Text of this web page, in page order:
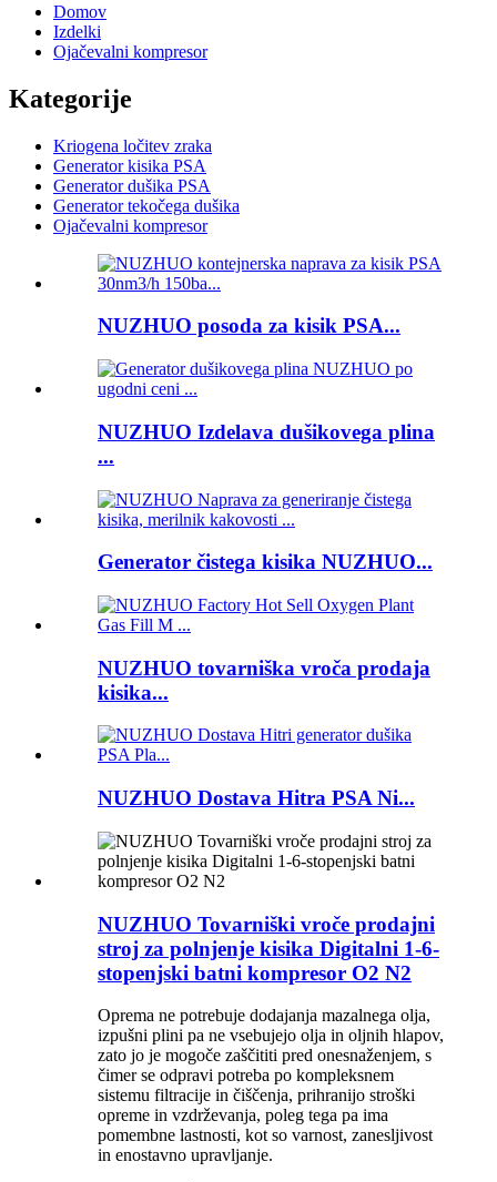
Domov
Izdelki
Ojačevalni kompresor
Kategorije
Kriogena ločitev zraka
Generator kisika PSA
Generator dušika PSA
Generator tekočega dušika
Ojačevalni kompresor
NUZHUO posoda za kisik PSA...
NUZHUO Izdelava dušikovega plina
...
Generator čistega kisika NUZHUO...
NUZHUO tovarniška vroča prodaja
kisika...
NUZHUO Dostava Hitra PSA Ni...
NUZHUO Tovarniški vroče prodajni
stroj za polnjenje kisika Digitalni 1-6-
stopenjski batni kompresor O2 N2
Oprema ne potrebuje dodajanja mazalnega olja,
izpušni plini pa ne vsebujejo olja in oljnih hlapov,
zato jo je mogoče zaščititi pred onesnaženjem, s
čimer se odpravi potreba po kompleksnem
sistemu filtracije in čiščenja, prihranijo stroški
opreme in vzdrževanja, poleg tega pa ima
pomembne lastnosti, kot so varnost, zanesljivost
in enostavno upravljanje.